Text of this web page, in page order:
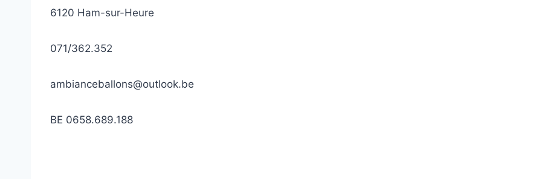
6120 Ham-sur-Heure
071/362.352
ambianceballons@outlook.be
BE 0658.689.188